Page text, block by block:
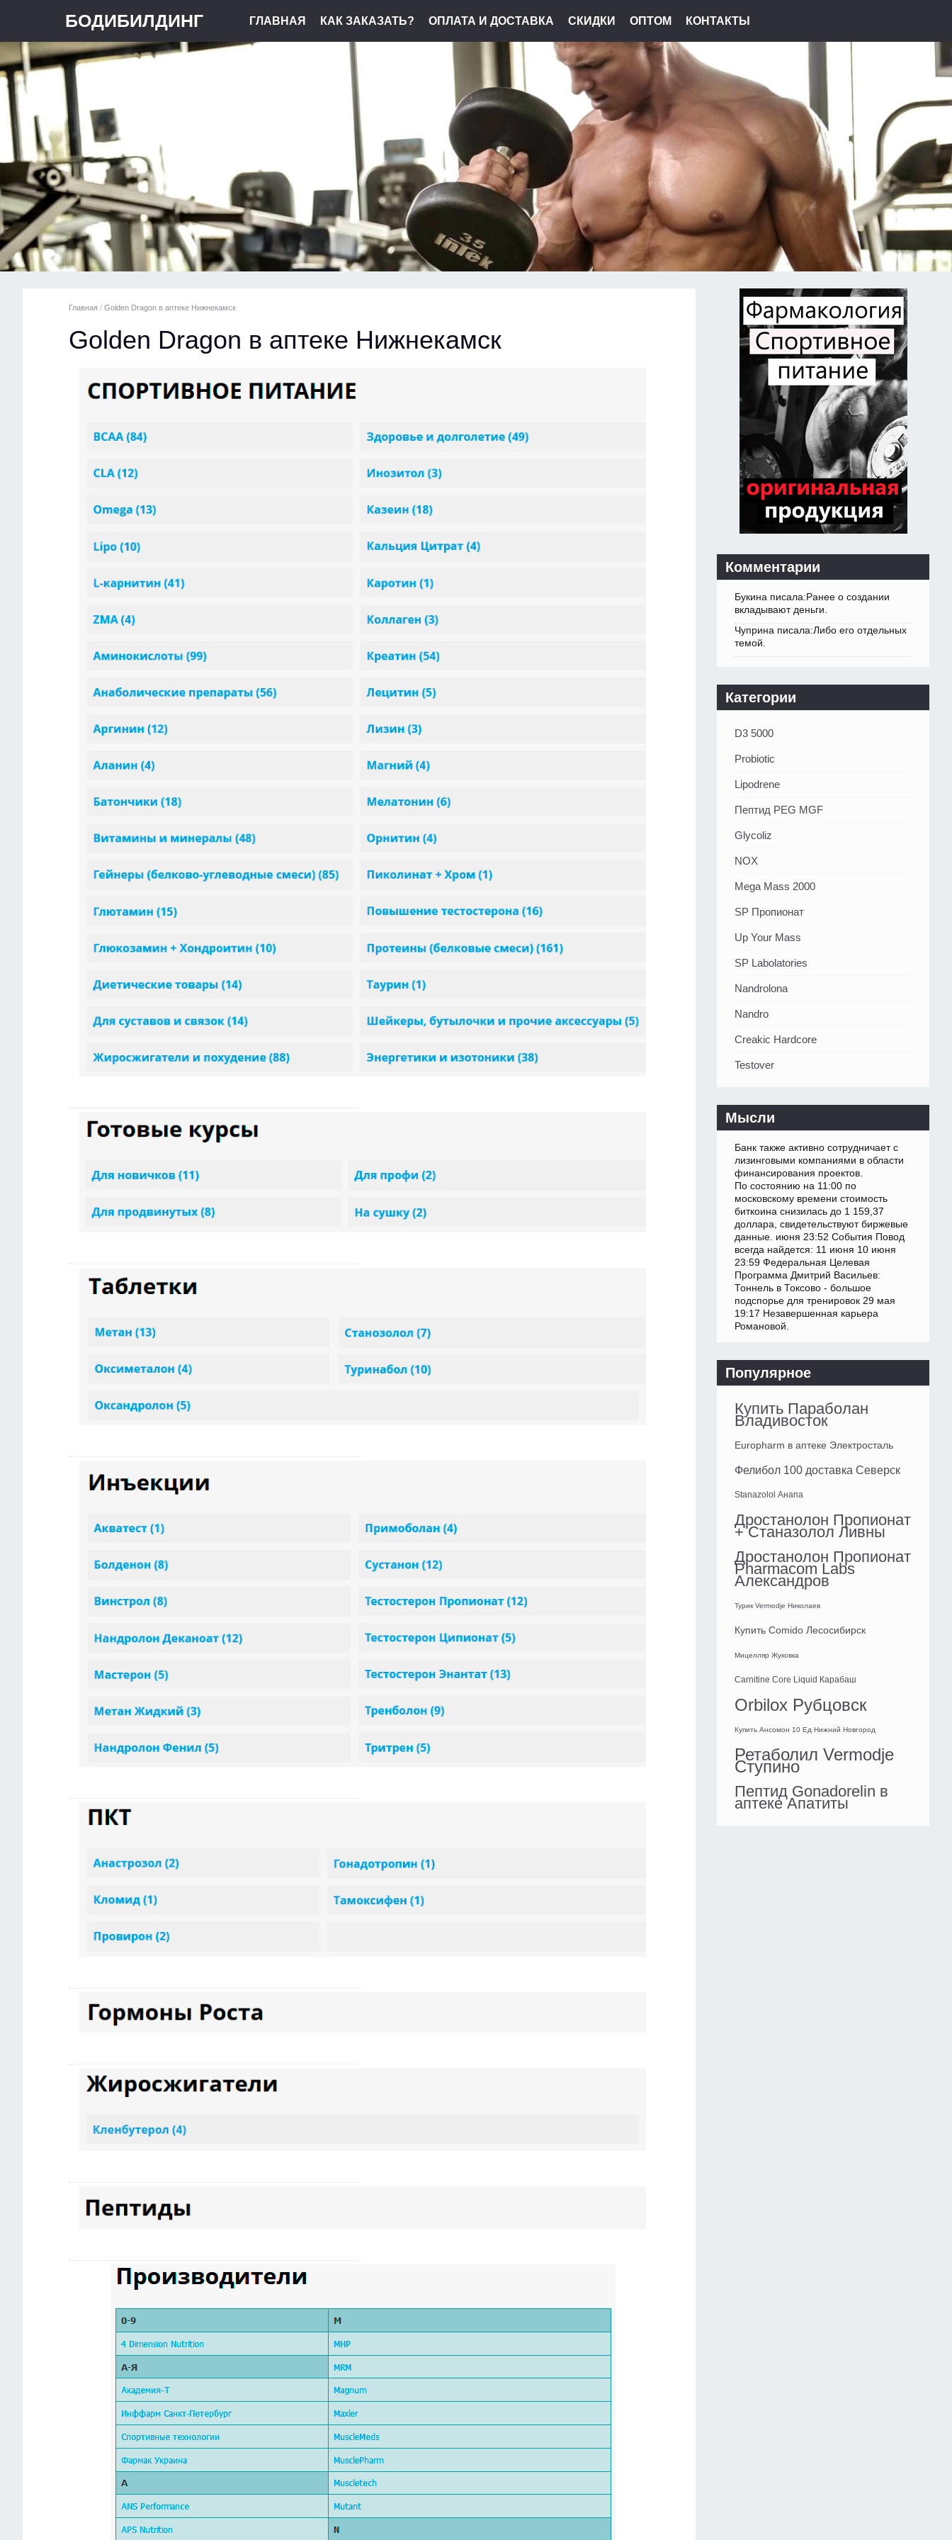
БОДИБИЛДИНГ ГЛАВНАЯ КАК ЗАКАЗАТЬ? ОПЛАТА И ДОСТАВКА СКИДКИ ОПТОМ КОНТАКТЫ
Главная / Golden Dragon в аптеке Нижнекамск
Golden Dragon в аптеке Нижнекамск
Комментарии
Букина писала:Ранее о создании
вкладывают деньги.
Чуприна писала:Либо его отдельных
темой.
Категории
D3 5000
Probiotic
Lipodrene
Пептид PEG MGF
Glycoliz
NOX
Mega Mass 2000
SP Пропионат
Up Your Mass
SP Labolatories
Nandrolona
Nandro
Creakic Hardcore
Testover
Мысли
Банк также активно сотрудничает с
лизинговыми компаниями в области
финансирования проектов.
По состоянию на 11:00 по
московскому времени стоимость
биткоина снизилась до 1 159,37
доллара, свидетельствуют биржевые
данные. июня 23:52 События Повод
всегда найдется: 11 июня 10 июня
23:59 Федеральная Целевая
Программа Дмитрий Васильев:
Тоннель в Токсово - большое
подспорье для тренировок 29 мая
19:17 Незавершенная карьера
Романовой.
Популярное
Купить Параболан
Владивосток
Europharm в аптеке Электросталь
Фелибол 100 доставка Северск
Stanazolol Анапа
Дростанолон Пропионат
+ Станазолол Ливны
Дростанолон Пропионат
Pharmacom Labs
Александров
Турик Vermodje Николаев
Купить Comido Лесосибирск
Мицелляр Жуковка
Carnitine Core Liquid Карабаш
Orbilox Рубцовск
Купить Ансомон 10 Ед Нижний Новгород
Ретаболил Vermodje
Ступино
Пептид Gonadorelin в
аптеке Апатиты